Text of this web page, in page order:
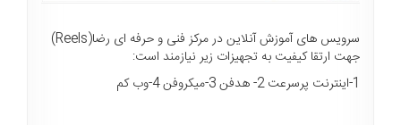
سرویس های آموزش آنلاین در مرکز فنی و حرفه ای رضا(Reels)
جهت ارتقا کیفیت به تجهیزات زیر نیازمند است:
1-اینترنت پرسرعت 2- هدفن 3-میکروفن 4-وب کم